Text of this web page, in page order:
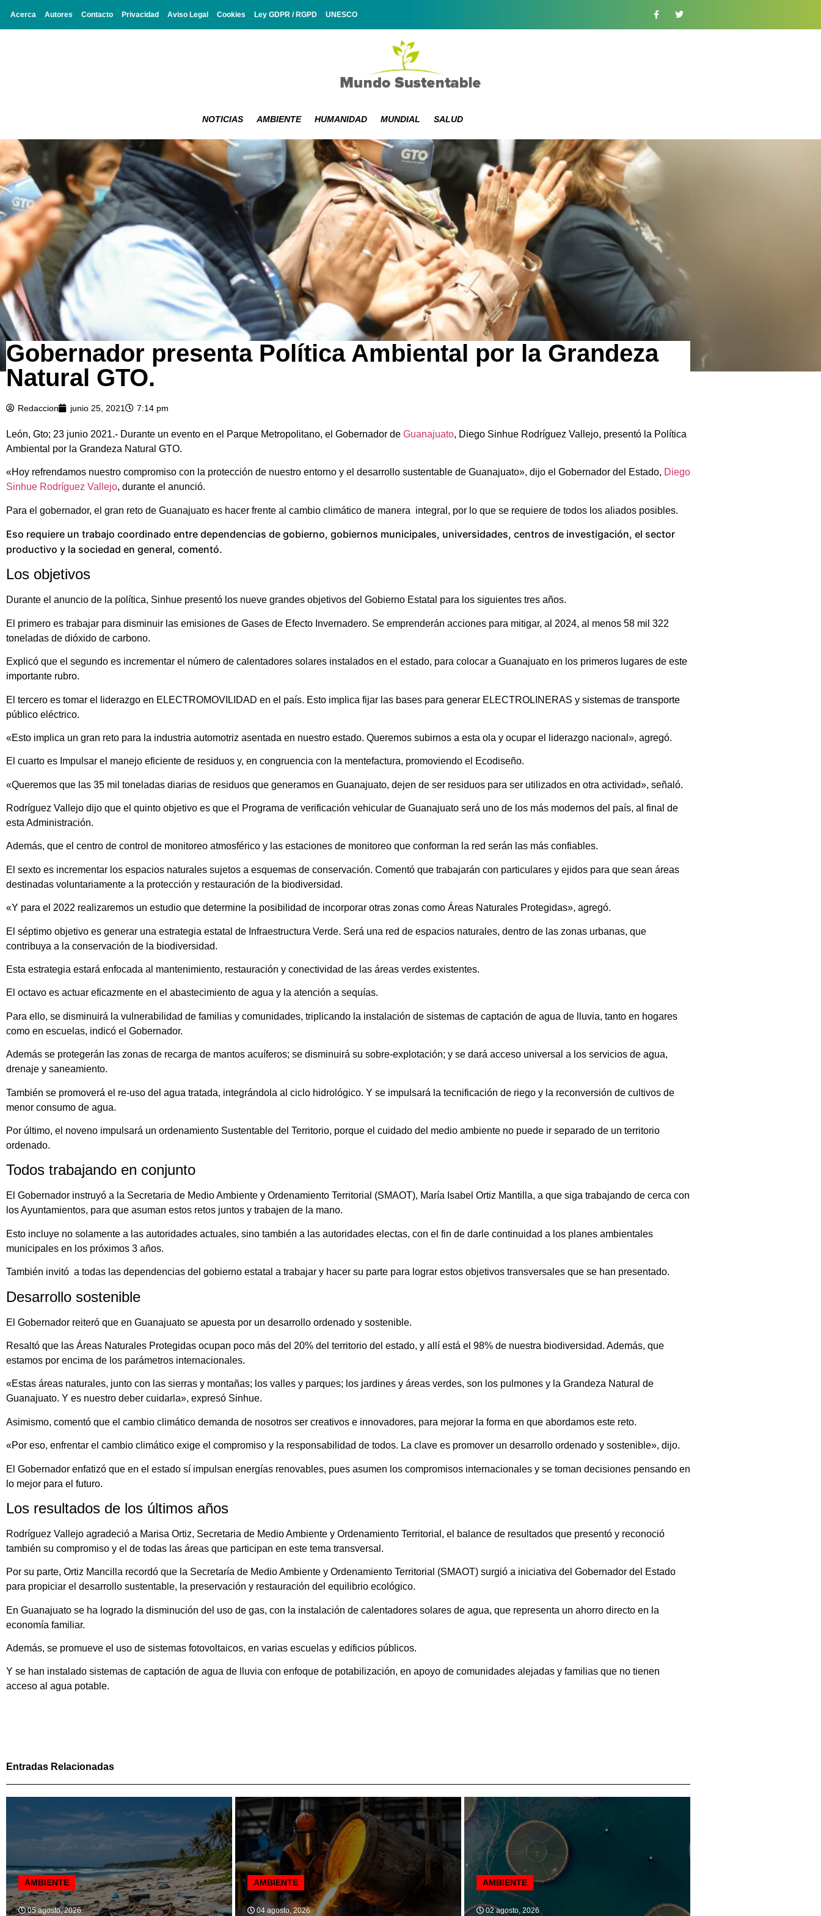
Acerca Autores Contacto Privacidad Aviso Legal Cookies Ley GDPR / RGPD UNESCO
NOTICIAS AMBIENTE HUMANIDAD MUNDIAL SALUD
Gobernador presenta Política Ambiental por la Grandeza
Natural GTO.
Redaccion junio 25, 2021 7:14 pm
León, Gto; 23 junio 2021.- Durante un evento en el Parque Metropolitano, el Gobernador de Guanajuato, Diego Sinhue Rodríguez Vallejo, presentó la Política
Ambiental por la Grandeza Natural GTO.
«Hoy refrendamos nuestro compromiso con la protección de nuestro entorno y el desarrollo sustentable de Guanajuato», dijo el Gobernador del Estado, Diego
Sinhue Rodríguez Vallejo, durante el anunció.
Para el gobernador, el gran reto de Guanajuato es hacer frente al cambio climático de manera integral, por lo que se requiere de todos los aliados posibles.
Eso requiere un trabajo coordinado entre dependencias de gobierno, gobiernos municipales, universidades, centros de investigación, el sector
productivo y la sociedad en general, comentó.
Los objetivos
Durante el anuncio de la política, Sinhue presentó los nueve grandes objetivos del Gobierno Estatal para los siguientes tres años.
El primero es trabajar para disminuir las emisiones de Gases de Efecto Invernadero. Se emprenderán acciones para mitigar, al 2024, al menos 58 mil 322
toneladas de dióxido de carbono.
Explicó que el segundo es incrementar el número de calentadores solares instalados en el estado, para colocar a Guanajuato en los primeros lugares de este
importante rubro.
El tercero es tomar el liderazgo en ELECTROMOVILIDAD en el país. Esto implica fijar las bases para generar ELECTROLINERAS y sistemas de transporte
público eléctrico.
«Esto implica un gran reto para la industria automotriz asentada en nuestro estado. Queremos subirnos a esta ola y ocupar el liderazgo nacional», agregó.
El cuarto es Impulsar el manejo eficiente de residuos y, en congruencia con la mentefactura, promoviendo el Ecodiseño.
«Queremos que las 35 mil toneladas diarias de residuos que generamos en Guanajuato, dejen de ser residuos para ser utilizados en otra actividad», señaló.
Rodríguez Vallejo dijo que el quinto objetivo es que el Programa de verificación vehicular de Guanajuato será uno de los más modernos del país, al final de
esta Administración.
Además, que el centro de control de monitoreo atmosférico y las estaciones de monitoreo que conforman la red serán las más confiables.
El sexto es incrementar los espacios naturales sujetos a esquemas de conservación. Comentó que trabajarán con particulares y ejidos para que sean áreas
destinadas voluntariamente a la protección y restauración de la biodiversidad.
«Y para el 2022 realizaremos un estudio que determine la posibilidad de incorporar otras zonas como Áreas Naturales Protegidas», agregó.
El séptimo objetivo es generar una estrategia estatal de Infraestructura Verde. Será una red de espacios naturales, dentro de las zonas urbanas, que
contribuya a la conservación de la biodiversidad.
Esta estrategia estará enfocada al mantenimiento, restauración y conectividad de las áreas verdes existentes.
El octavo es actuar eficazmente en el abastecimiento de agua y la atención a sequías.
Para ello, se disminuirá la vulnerabilidad de familias y comunidades, triplicando la instalación de sistemas de captación de agua de lluvia, tanto en hogares
como en escuelas, indicó el Gobernador.
Además se protegerán las zonas de recarga de mantos acuíferos; se disminuirá su sobre-explotación; y se dará acceso universal a los servicios de agua,
drenaje y saneamiento.
También se promoverá el re-uso del agua tratada, integrándola al ciclo hidrológico. Y se impulsará la tecnificación de riego y la reconversión de cultivos de
menor consumo de agua.
Por último, el noveno impulsará un ordenamiento Sustentable del Territorio, porque el cuidado del medio ambiente no puede ir separado de un territorio
ordenado.
Todos trabajando en conjunto
El Gobernador instruyó a la Secretaria de Medio Ambiente y Ordenamiento Territorial (SMAOT), María Isabel Ortiz Mantilla, a que siga trabajando de cerca con
los Ayuntamientos, para que asuman estos retos juntos y trabajen de la mano.
Esto incluye no solamente a las autoridades actuales, sino también a las autoridades electas, con el fin de darle continuidad a los planes ambientales
municipales en los próximos 3 años.
También invitó a todas las dependencias del gobierno estatal a trabajar y hacer su parte para lograr estos objetivos transversales que se han presentado.
Desarrollo sostenible
El Gobernador reiteró que en Guanajuato se apuesta por un desarrollo ordenado y sostenible.
Resaltó que las Áreas Naturales Protegidas ocupan poco más del 20% del territorio del estado, y allí está el 98% de nuestra biodiversidad. Además, que
estamos por encima de los parámetros internacionales.
«Estas áreas naturales, junto con las sierras y montañas; los valles y parques; los jardines y áreas verdes, son los pulmones y la Grandeza Natural de
Guanajuato. Y es nuestro deber cuidarla», expresó Sinhue.
Asimismo, comentó que el cambio climático demanda de nosotros ser creativos e innovadores, para mejorar la forma en que abordamos este reto.
«Por eso, enfrentar el cambio climático exige el compromiso y la responsabilidad de todos. La clave es promover un desarrollo ordenado y sostenible», dijo.
El Gobernador enfatizó que en el estado sí impulsan energías renovables, pues asumen los compromisos internacionales y se toman decisiones pensando en
lo mejor para el futuro.
Los resultados de los últimos años
Rodríguez Vallejo agradeció a Marisa Ortiz, Secretaria de Medio Ambiente y Ordenamiento Territorial, el balance de resultados que presentó y reconoció
también su compromiso y el de todas las áreas que participan en este tema transversal.
Por su parte, Ortiz Mancilla recordó que la Secretaría de Medio Ambiente y Ordenamiento Territorial (SMAOT) surgió a iniciativa del Gobernador del Estado
para propiciar el desarrollo sustentable, la preservación y restauración del equilibrio ecológico.
En Guanajuato se ha logrado la disminución del uso de gas, con la instalación de calentadores solares de agua, que representa un ahorro directo en la
economía familiar.
Además, se promueve el uso de sistemas fotovoltaicos, en varias escuelas y edificios públicos.
Y se han instalado sistemas de captación de agua de lluvia con enfoque de potabilización, en apoyo de comunidades alejadas y familias que no tienen
acceso al agua potable.
Entradas Relacionadas
AMBIENTE
05 agosto, 2026
AMBIENTE
04 agosto, 2026
AMBIENTE
02 agosto, 2026